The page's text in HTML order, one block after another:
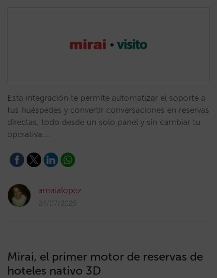
Esta integración te permite automatizar el soporte a
tus huéspedes y convertir conversaciones en reservas
directas, todo desde un solo panel y sin cambiar tu
operativa.…
amaialopez
24/07/2025
Mirai, el primer motor de reservas de
hoteles nativo 3D